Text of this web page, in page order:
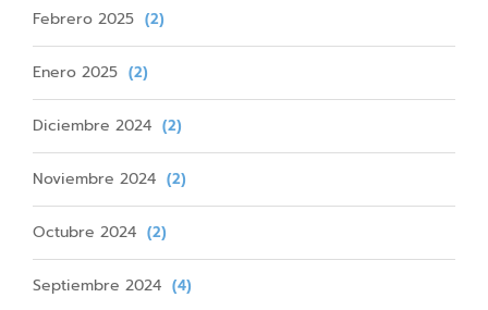
Febrero 2025 (2)
Enero 2025 (2)
Diciembre 2024 (2)
Noviembre 2024 (2)
Octubre 2024 (2)
Septiembre 2024 (4)